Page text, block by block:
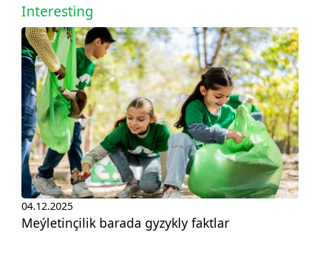
Interesting
04.12.2025
Meýletinçilik barada gyzykly faktlar